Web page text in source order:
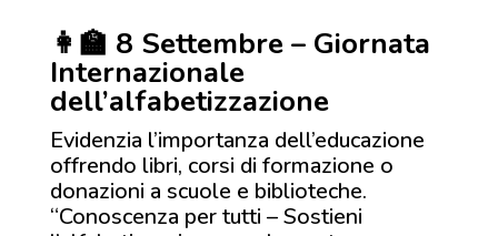
👩‍🏫 8 Settembre – Giornata
Internazionale
dell’alfabetizzazione
Evidenzia l’importanza dell’educazione
offrendo libri, corsi di formazione o
donazioni a scuole e biblioteche.
“Conoscenza per tutti – Sostieni